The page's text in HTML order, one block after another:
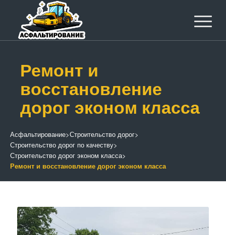
Ремонт и
восстановление
дорог эконом класса
Асфальтирование>Строительство дорог>
Строительство дорог по качеству>
Строительство дорог эконом класса>
Ремонт и восстановление дорог эконом класса